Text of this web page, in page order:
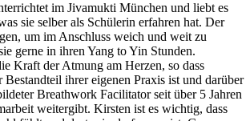
im Jivamukti München und liebt es
sie selber als Schülerin erfahren hat. Der
um im Anschluss weich und weit zu
gerne in ihren Yang to Yin Stunden.
Kraft der Atmung am Herzen, so dass
Bestandteil ihrer eigenen Praxis ist und darüber
Breathwork Facilitator seit über 5 Jahren
weitergibt. Kirsten ist es wichtig, dass